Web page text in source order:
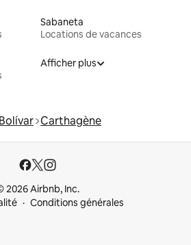
Sabaneta
Locations de vacances
Afficher plus
Bolívar Carthagène
2026 Airbnb, Inc.
Conditions générales